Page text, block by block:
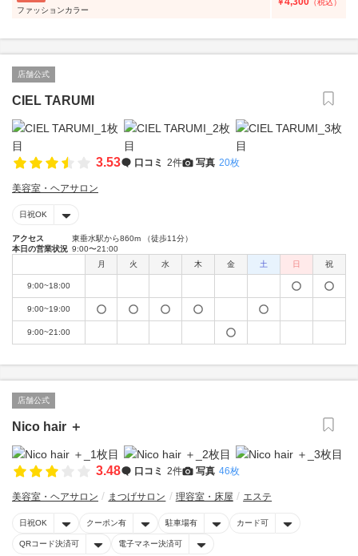
ファッションカラー
￥ （税込）
店舗公式
CIEL TARUMI
3.53 口コミ 2件 写真 20枚
美容室・ヘアサロン
日祝OK
アクセス
東垂水駅から860m （徒歩11分）
本日の営業状況 9:00〜21:00
月
火 水 木 金 土 日 祝
9:00~18:00
9:00~19:00
9:00~21:00
店舗公式
Nico hair ＋
3.48 口コミ 2件 写真 46枚
美容室・ヘアサロン まつげサロン 理容室・床屋 エステ
日祝OK クーポン有 駐車場有 カード可
QRコード決済可 電子マネー決済可